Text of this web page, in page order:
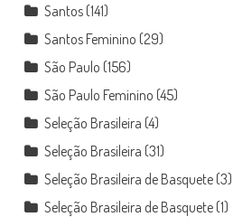
Santos(141)
Santos Feminino (29)
São Paulo (156)
São Paulo Feminino (45)
Seleção Brasileira (4)
Seleção Brasileira (31)
Seleção Brasileira de Basquete(3)
Seleção Brasileira de Basquete(1)